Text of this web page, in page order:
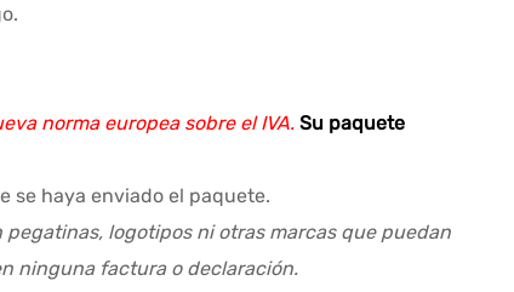
norma europea sobre el IVA. Su paquete
se haya enviado el paquete.
logotipos ni otras marcas que puedan
ninguna factura o declaración.